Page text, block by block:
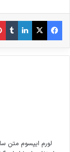
فیس بوک X
لورم ایپسوم متن